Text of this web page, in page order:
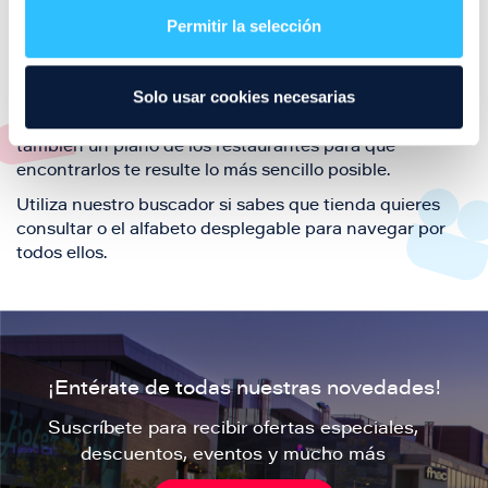
Permitir la selección
Solo usar cookies necesarias
también de nuestra oferta de ocio y shopping durante
podrás encontrar toda la información necesaria de
cada una de nuestras marcas. Sus datos de contacto y
también un plano de los restaurantes para que
encontrarlos te resulte lo más sencillo posible.
Utiliza nuestro buscador si sabes que tienda quieres
consultar o el alfabeto desplegable para navegar por
todos ellos.
¡Entérate de todas nuestras novedades!
Suscríbete para recibir ofertas especiales,
descuentos, eventos y mucho más